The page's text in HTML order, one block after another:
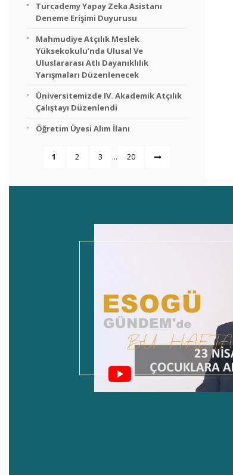
Turcademy Yapay Zeka Asistanı
Deneme Erişimi Duyurusu
Mahmudiye Atçılık Meslek
Yüksekokulu’nda Ulusal Ve
Uluslararası Atlı Dayanıklılık
Yarışmaları Düzenlenecek
Üniversitemizde IV. Akademik Atçılık
Çalıştayı Düzenlendi
Öğretim Üyesi Alım İlanı
1 2 3 ... 20